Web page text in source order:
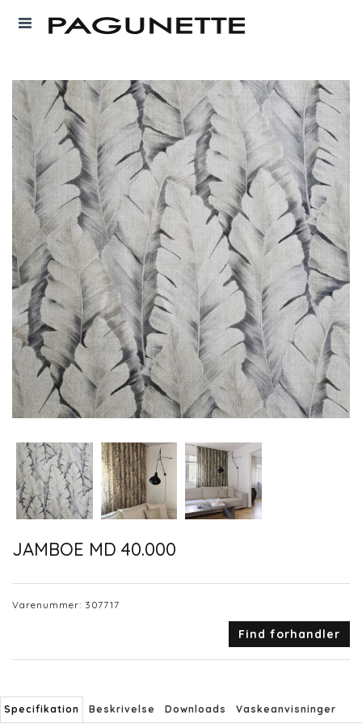
JAMBOE MD 40.000
Varenummer: 307717
Find forhandler
Specifikation Beskrivelse Downloads Vaskeanvisninger